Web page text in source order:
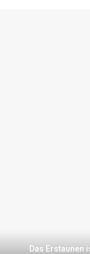
Das Erstaunen